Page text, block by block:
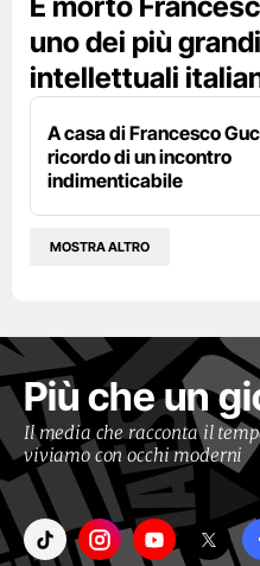
uno dei più
intellettuali
A casa di Francesco
ricordo di un incontro
indimenticabile
MOSTRA ALTRO
Più che un
Il media che racconta il
viviamo con occhi moderni